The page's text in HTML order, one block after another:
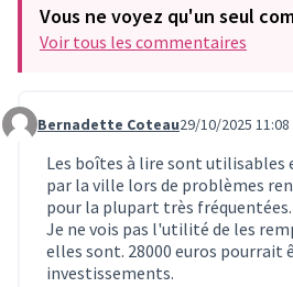
Vous ne voyez qu'un seul
Voir tous les commentaires
Commentaire 385 (réponse au
Bernadette Coteau29/10/2025 11:08
Les boîtes à lire sont
par la ville lors de problèmes
pour la plupart très fréquentées.
Je ne vois pas l'utilité de les
elles sont. 28000 euros pourrait
investissements.